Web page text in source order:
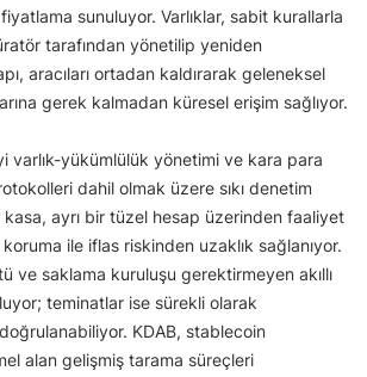
fiyatlama sunuluyor. Varlıklar, sabit kurallarla
tarafından yönetilip yeniden
aracıları ortadan kaldırarak geleneksel
gerek kalmadan küresel erişim sağlıyor.
varlık-yükümlülük yönetimi ve kara para
dahil olmak üzere sıkı denetim
kasa, ayrı bir tüzel hesap üzerinden faaliyet
ile iflas riskinden uzaklık sağlanıyor.
ve saklama kuruluşu gerektirmeyen akıllı
teminatlar ise sürekli olarak
KDAB, stablecoin
alan gelişmiş tarama süreçleri